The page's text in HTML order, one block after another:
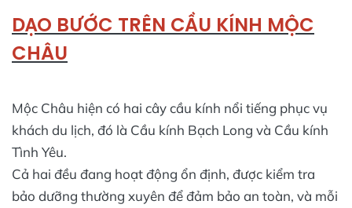
DẠO BƯỚC TRÊN CẦU KÍNH MỘC
CHÂU
Mộc Châu hiện có hai cây cầu kính nổi tiếng phục vụ
khách du lịch, đó là Cầu kính Bạch Long và Cầu kính
Tình Yêu.
Cả hai đều đang hoạt động ổn định, được kiểm tra
bảo dưỡng thường xuyên để đảm bảo an toàn, và mỗi